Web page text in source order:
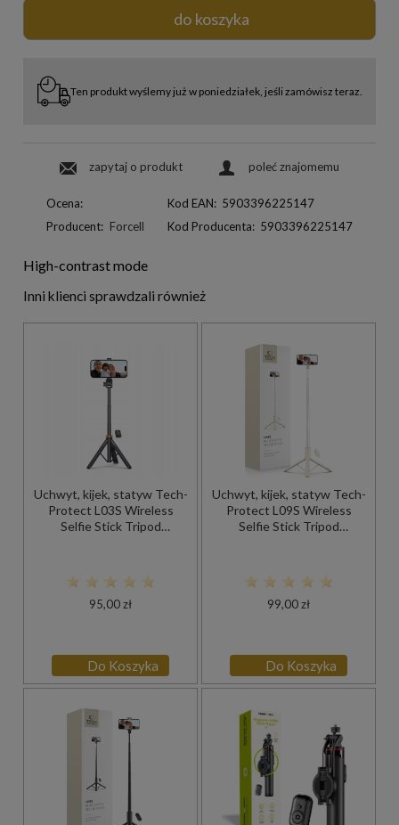
do koszyka
Ten produkt wyślemy już w poniedziałek, jeśli zamówisz teraz.
zapytaj o produkt poleć znajomemu
Ocena:
Producent: Forcell
Kod EAN: 5903396225147
Kod Producenta: 5903396225147
High-contrast mode
Inni klienci sprawdzali również
Uchwyt, kijek, statyw Tech-
Protect L03S Wireless
Selfie Stick Tripod
95,00 zł
Do Koszyka
Uchwyt, kijek, statyw Tech-
Protect L09S Wireless
Selfie Stick Tripod
99,00 zł
Do Koszyka